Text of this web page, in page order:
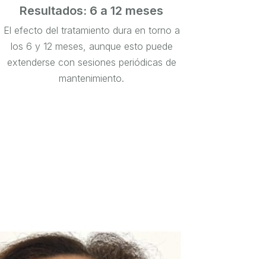
Resultados: 6 a 12 meses
El efecto del tratamiento dura en torno a
los 6 y 12 meses, aunque esto puede
extenderse con sesiones periódicas de
mantenimiento.